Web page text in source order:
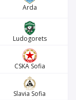
Arda
Ludogorets
CSKA Sofia
Slavia Sofia